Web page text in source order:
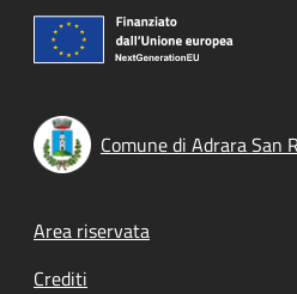
Comune di Adrara San
Footer menu
Area riservata
Crediti